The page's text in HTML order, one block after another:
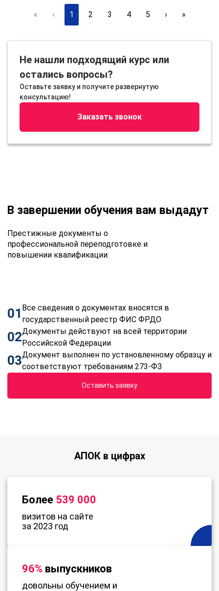
« ‹ 1 2 3 4 5 › »
Не нашли подходящий курс или
остались вопросы?
Оставьте заявку и получите развернутую
консультацию!
Заказать звонок
В завершении обучения вам выдадут
Престижные документы о
профессиональной переподготовке и
повышении квалификации.
01 Все сведения о документах вносятся в
государственный реестр ФИС ФРДО
02Документы действуют на всей территории
Российской Федерации
03Документ выполнен по установленному образцу и
соответствуют требованиям 273-ФЗ
Оставить заявку
АПОК в цифрах
Более 539 000
визитов на сайте
за 2023 год
96% выпускников
довольны обучением и